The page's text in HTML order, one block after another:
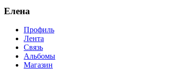
Елена
Профиль
Лента
Связь
Альбомы
Магазин